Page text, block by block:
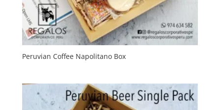
Peruvian Coffee Napolitano Box